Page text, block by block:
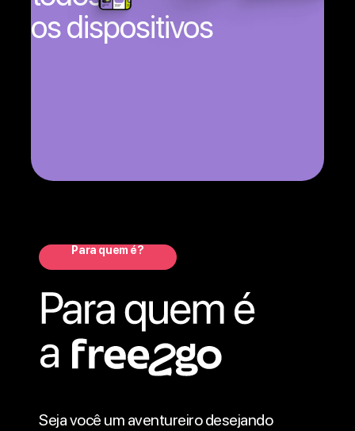
os dispositivos
Para quem é?
Seja você um aventureiro desejando